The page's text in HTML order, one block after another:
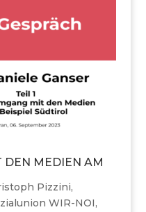
DEN MEDIEN AM
Pizzini,
WIR-NOI,